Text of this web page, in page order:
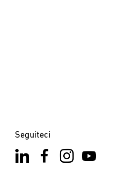
Seguiteci